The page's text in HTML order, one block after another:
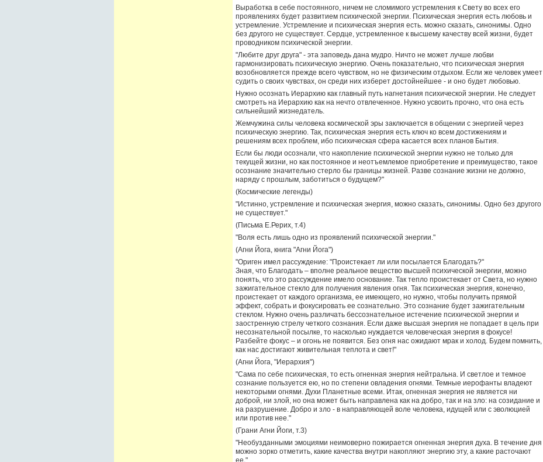
Выработка в себе постоянного, ничем не сломимого устремления к Свету во всех его
проявлениях будет развитием психической энергии. Психическая энергия есть любовь и
устремление. Устремление и психическая энергия есть. можно сказать, синонимы. Одно
без другого не существует. Сердце, устремленное к высшему качеству всей жизни, будет
проводником психической энергии.
"Любите друг друга" - эта заповедь дана мудро. Ничто не может лучше любви
гармонизировать психическую энергию. Очень показательно, что психическая энергия
возобновляется прежде всего чувством, но не физическим отдыхом. Если же человек умеет
судить о своих чувствах, он среди них изберет достойнейшее - и оно будет любовью.
Нужно осознать Иерархию как главный путь нагнетания психической энергии. Не следует
смотреть на Иерархию как на нечто отвлеченное. Нужно усвоить прочно, что она есть
сильнейший жизнедатель.
Жемчужина силы человека космической эры заключается в общении с энергией через
психическую энергию. Так, психическая энергия есть ключ ко всем достижениям и
решениям всех проблем, ибо психическая сфера касается всех планов Бытия.
Если бы люди осознали, что накопление психической энергии нужно не только для
текущей жизни, но как постоянное и неотъемлемое приобретение и преимущество, такое
осознание значительно стерло бы границы жизней. Разве сознание жизни не должно,
наряду с прошлым, заботиться о будущем?"
(Космические легенды)
"Истинно, устремление и психическая энергия, можно сказать, синонимы. Одно без другого
не существует."
(Письма Е.Рерих, т.4)
"Воля есть лишь одно из проявлений психической энергии."
(Агни Йога, книга "Агни Йога")
"Ориген имел рассуждение: "Проистекает ли или посылается Благодать?"
Зная, что Благодать – вполне реальное вещество высшей психической энергии, можно
понять, что это рассуждение имело основание. Так тепло проистекает от Света, но нужно
зажигательное стекло для получения явления огня. Так психическая энергия, конечно,
проистекает от каждого организма, ее имеющего, но нужно, чтобы получить прямой
эффект, собрать и фокусировать ее сознательно. Это сознание будет зажигательным
стеклом. Нужно очень различать бессознательное истечение психической энергии и
заостренную стрелу четкого сознания. Если даже высшая энергия не попадает в цель при
несознательной посылке, то насколько нуждается человеческая энергия в фокусе!
Разбейте фокус – и огонь не появится. Без огня нас ожидают мрак и холод. Будем помнить,
как нас достигают живительная теплота и свет!"
(Агни Йога, "Иерархия")
"Сама по себе психическая, то есть огненная энергия нейтральна. И светлое и темное
сознание пользуется ею, но по степени овладения огнями. Темные иерофанты владеют
некоторыми огнями. Духи Планетные всеми. Итак, огненная энергия не является ни
доброй, ни злой, но она может быть направлена как на добро, так и на зло: на созидание и
на разрушение. Добро и зло - в направляющей воле человека, идущей или с эволюцией
или против нее."
(Грани Агни Йоги, т.3)
"Необузданными эмоциями неимоверно пожирается огненная энергия духа. В течение дня
можно зорко отметить, какие качества внутри накопляют энергию эту, а какие расточают
ее."